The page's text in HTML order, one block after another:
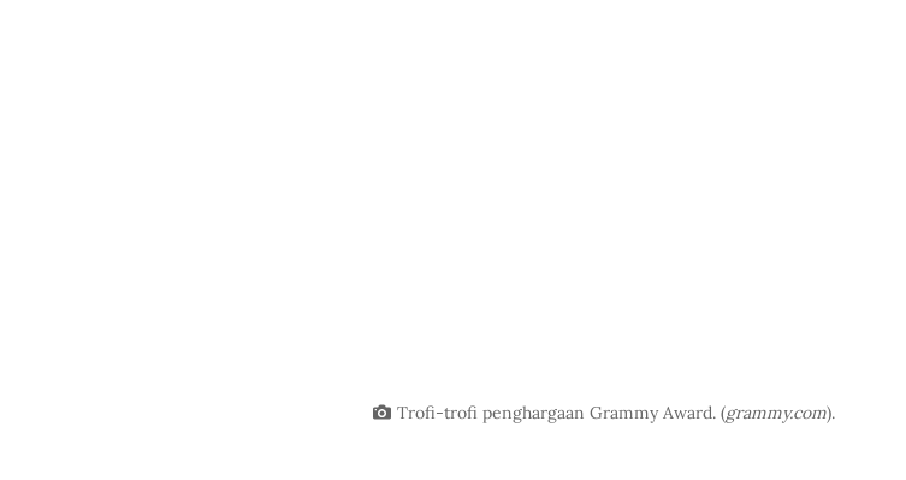
Trofi-trofi penghargaan Grammy Award. (grammy.com).